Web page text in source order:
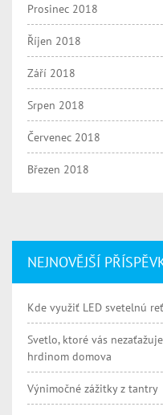
Prosinec 2018
Říjen 2018
Září 2018
Srpen 2018
Červenec 2018
Březen 2018
NEJNOVĚJŠÍ
Kde využiť LED svetelnú
Svetlo, ktoré vás
hrdinom domova
Výnimočné zážitky z tantry